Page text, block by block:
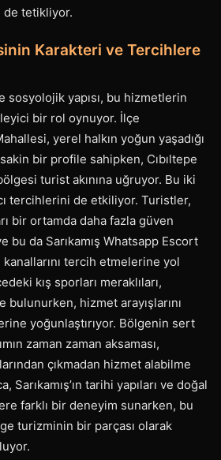
de tetikliyor.
Karakteri ve Tercihlere
sosyolojik yapısı, bu hizmetlerin
bir rol oynuyor. İlçe
yerel halkın yoğun yaşadığı
bir profile sahipken, Cıbıltepe
turist akınına uğruyor. Bu iki
tercihlerini de etkiliyor. Turistler,
bir ortamda daha fazla güven
bu da Sarıkamış Whatsapp Escort
tercih etmelerine yol
kış sporları meraklıları,
hizmet arayışlarını
yoğunlaştırıyor. Bölgenin sert
zaman zaman aksaması,
çıkmadan hizmet alabilme
Sarıkamış’ın tarihi yapıları ve doğal
farklı bir deneyim sunarken, bu
turizminin bir parçası olarak